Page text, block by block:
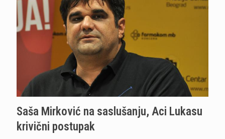
Saša Mirković na saslušanju, Aci Lukasu
krivični postupak